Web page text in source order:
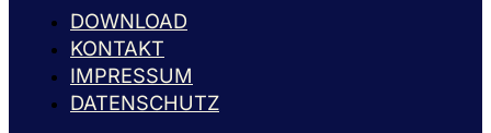
DOWNLOAD
KONTAKT
IMPRESSUM
DATENSCHUTZ